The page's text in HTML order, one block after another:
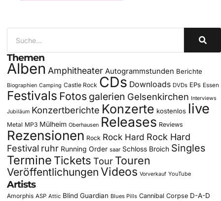
Themen
Alben Amphitheater Autogrammstunden Berichte
Biographien Camping Castle Rock CDs Downloads DVDs EPs Essen
Festivals Fotos galerien Gelsenkirchen Interviews
Jubiläum Konzertberichte Konzerte kostenlos live
Metal MP3 Mülheim Oberhausen Releases Reviews
Rezensionen Rock Rock Hard Rock Hard
Festival ruhr Running Order saar Schloss Broich Singles
Termine Tickets Tour Touren
Veröffentlichungen Videos Vorverkauf YouTube
Artists
Amorphis ASP Attic Blind Guardian Blues Pills Cannibal Corpse D-A-D